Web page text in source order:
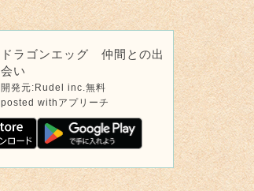
ドラゴンエッグ 仲間との出
会い
開発元: Rudel inc.無料
posted with アプリーチ